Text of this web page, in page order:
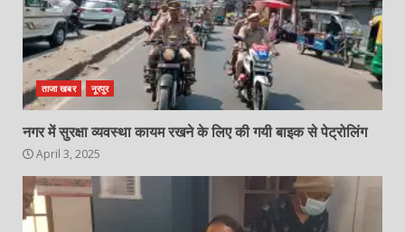
ताजा खबर नूरपुर
नगर में सुरक्षा व्यवस्था कायम रखने के लिए की गयी बाइक से पेट्रोलिंग
April 3, 2025